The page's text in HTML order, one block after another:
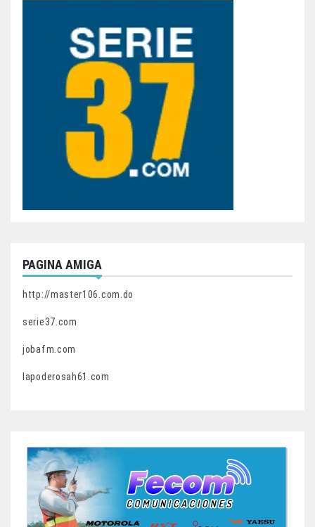
PAGINA AMIGA
http://master106.com.do
serie37.com
jobafm.com
lapoderosah61.com